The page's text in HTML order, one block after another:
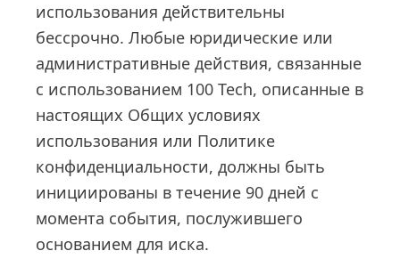
использования действительны
бессрочно. Любые юридические или
административные действия, связанные
с использованием 100 Tech, описанные в
настоящих Общих условиях
использования или Политике
конфиденциальности, должны быть
инициированы в течение 90 дней с
момента события, послужившего
основанием для иска.